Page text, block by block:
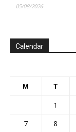
05/08/2026
Calendar
M T
1
7
8